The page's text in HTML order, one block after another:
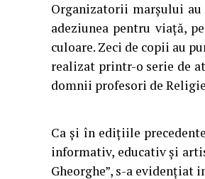
Organizatorii marșului
adeziunea pentru viață,
culoare. Zeci de copii au
realizat printr-o serie de
domnii profesori de
Ca și în edițiile
informativ, educativ și
Gheorghe”, s-a